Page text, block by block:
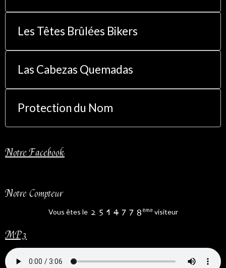
Les Têtes Brûlées Bikers
Las Cabezas Quemadas
Protection du Nom
Notre Facebook
Notre Compteur
Vous êtes le èmevisiteur
MP3